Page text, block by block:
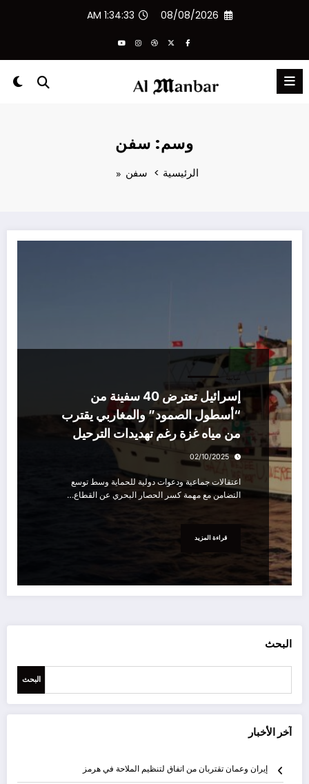
08/08/2026
1:34:33 AM
وسم: سفن
الرئيسية سفن
إسرائيل تعترض 40 سفينة من
“أسطول الصمود” والمغاربي يقترب
من مياه غزة رغم تهديدات الترحيل
02/10/2025
اعتقالات جماعية ودعوات دولية للحماية وسط توسع
التضامن مع مهمة كسر الحصار البحري عن القطاع…
قراءة المزيد
البحث
البحث
آخر الأخبار
إيران وعمان تقتربان من اتفاق لتنظيم الملاحة في هرمز